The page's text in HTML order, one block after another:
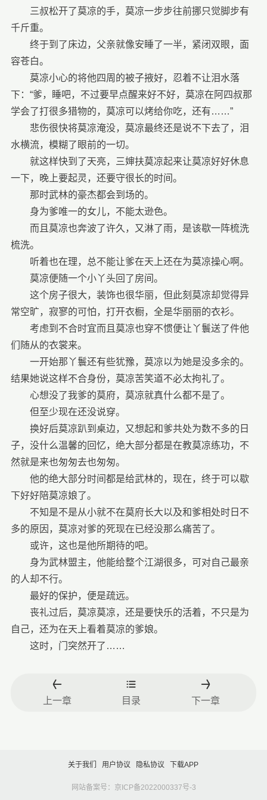
三叔松开了莫凉的手，莫凉一步步往前挪只觉脚步有
千斤重。
终于到了床边，父亲就像安睡了一半，紧闭双眼，面
容苍白。
莫凉小心的将他四周的被子掖好，忍着不让泪水落
下：“爹，睡吧，不过要早点醒来好不好，莫凉在阿四叔那
学会了打很多猎物的，莫凉可以烤给你吃，还有……”
悲伤很快将莫凉淹没，莫凉最终还是说不下去了，泪
水横流，模糊了眼前的一切。
就这样快到了天亮，三婶扶莫凉起来让莫凉好好休息
一下，晚上要起灵，还要守很长的时间。
那时武林的豪杰都会到场的。
身为爹唯一的女儿，不能太逊色。
而且莫凉也奔波了许久，又淋了雨，是该歇一阵梳洗
梳洗。
听着也在理，总不能让爹在天上还在为莫凉操心啊。
莫凉便随一个小丫头回了房间。
这个房子很大，装饰也很华丽，但此刻莫凉却觉得异
常空旷，寂寥的可怕，打开衣橱，全是华丽丽的衣衫。
考虑到不合时宜而且莫凉也穿不惯便让丫鬟送了件他
们随从的衣裳来。
一开始那丫鬟还有些犹豫，莫凉以为她是没多余的。
结果她说这样不合身份，莫凉苦笑道不必太拘礼了。
心想没了我爹的莫府，莫凉就真什么都不是了。
但至少现在还没说穿。
换好后莫凉趴到桌边，又想起和爹共处为数不多的日
子，没什么温馨的回忆，绝大部分都是在教莫凉练功，不
然就是来也匆匆去也匆匆。
他的绝大部分时间都是给武林的，现在，终于可以歇
下好好陪莫凉娘了。
不知是不是从小就不在莫府长大以及和爹相处时日不
多的原因，莫凉对爹的死现在已经没那么痛苦了。
或许，这也是他所期待的吧。
身为武林盟主，他能给整个江湖很多，可对自己最亲
的人却不行。
最好的保护，便是疏远。
丧礼过后，莫凉莫凉，还是要快乐的活着，不只是为
自己，还为在天上看着莫凉的爹娘。
这时，门突然开了……
上一章 目录 下一章
关于我们 用户协议 隐私协议 下载APP
网站备案号：京ICP备2022000337号-3